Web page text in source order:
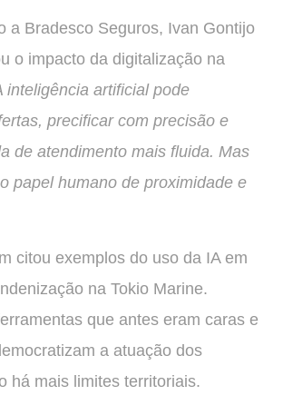
a Bradesco Seguros, Ivan Gontijo
o impacto da digitalização na
inteligência artificial pode
precificar com precisão e
de atendimento mais fluida. Mas
papel humano de proximidade e
citou exemplos do uso da IA em
na Tokio Marine.
que antes eram caras e
a atuação dos
há mais limites territoriais.